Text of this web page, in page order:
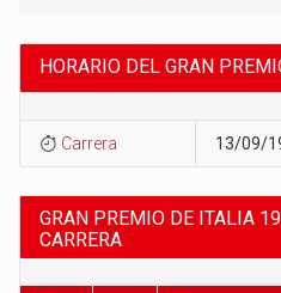
HORARIO DEL GRAN
Carrera 13/09/
GRAN PREMIO DE ITALIA
CARRERA